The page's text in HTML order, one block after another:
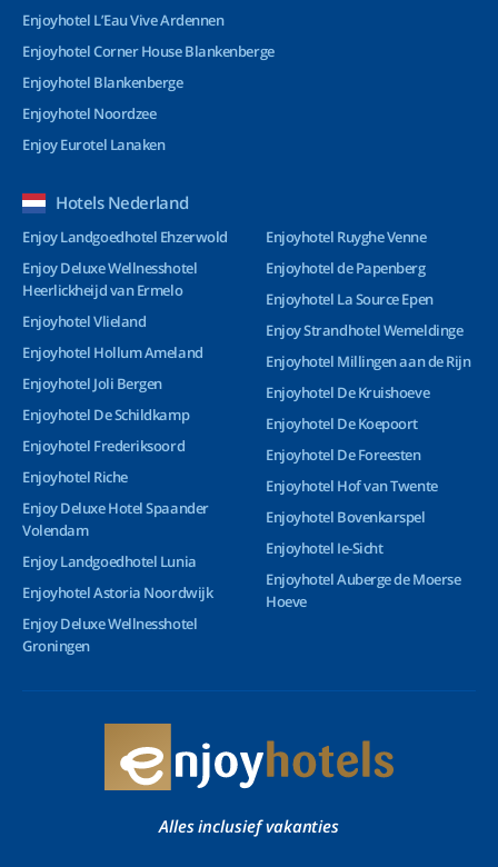
Enjoyhotel L’Eau Vive Ardennen
Enjoyhotel Corner House Blankenberge
Enjoyhotel Blankenberge
Enjoyhotel Noordzee
Enjoy Eurotel Lanaken
Hotels Nederland
Enjoy Landgoedhotel Ehzerwold
Enjoy Deluxe Wellnesshotel
Heerlickheijd van Ermelo
Enjoyhotel Vlieland
Enjoyhotel Hollum Ameland
Enjoyhotel Joli Bergen
Enjoyhotel De Schildkamp
Enjoyhotel Frederiksoord
Enjoyhotel Riche
Enjoy Deluxe Hotel Spaander
Volendam
Enjoy Landgoedhotel Lunia
Enjoyhotel Astoria Noordwijk
Enjoy Deluxe Wellnesshotel
Groningen
Enjoyhotel Ruyghe Venne
Enjoyhotel de Papenberg
Enjoyhotel La Source Epen
Enjoy Strandhotel Wemeldinge
Enjoyhotel Millingen aan de Rijn
Enjoyhotel De Kruishoeve
Enjoyhotel De Koepoort
Enjoyhotel De Foreesten
Enjoyhotel Hof van Twente
Enjoyhotel Bovenkarspel
Enjoyhotel Ie-Sicht
Enjoyhotel Auberge de Moerse
Hoeve
Alles inclusief vakanties